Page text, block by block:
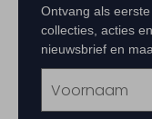
Ontvang als
collecties, acties
nieuwsbrief en